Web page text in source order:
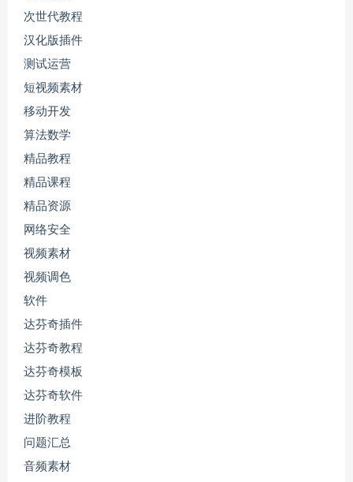
次世代教程
汉化版插件
测试运营
短视频素材
移动开发
算法数学
精品教程
精品课程
精品资源
网络安全
视频素材
视频调色
软件
达芬奇插件
达芬奇教程
达芬奇模板
达芬奇软件
进阶教程
问题汇总
音频素材